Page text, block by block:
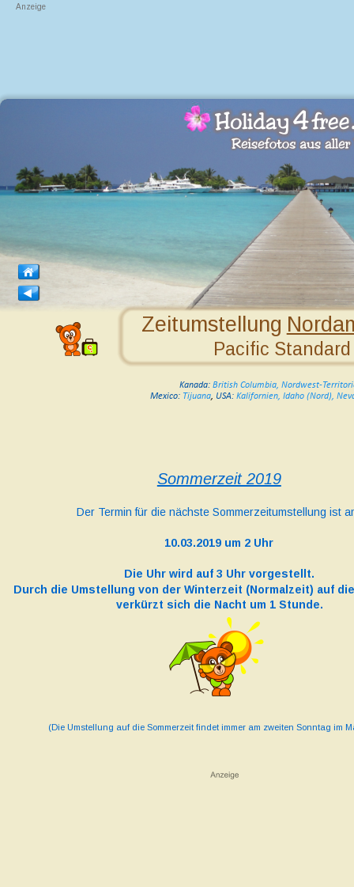
Zeitumstellung
Pacific
Kanada: British Columbia, Nordwest-
Mexico: Tijuana, USA: Kalifornien, Idaho (Nord),
Sommerzeit 2019
Der Termin für die nächste Sommerzeitumstellung ist
10.03.2019 um 2 Uhr
Die Uhr wird auf 3 Uhr vorgestellt.
Durch die Umstellung von der Winterzeit (Normalzeit) auf
verkürzt sich die Nacht um 1 Stunde.
(Die Umstellung auf die Sommerzeit findet immer am zweiten Sonntag im
Anzeige